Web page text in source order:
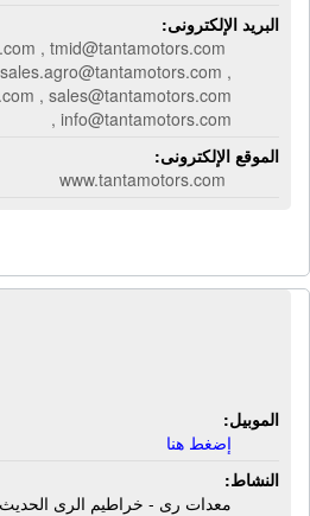
البريد الإلكترونى:
, tmid@tantamotors.com
,
, sales@tantamotors.com
, info@tantamotors.com
الموقع الإلكترونى:
www.tantamotors.com
الموبيل:
إضغط هنا
النشاط:
معدات رى - خراطيم الرى الحديث